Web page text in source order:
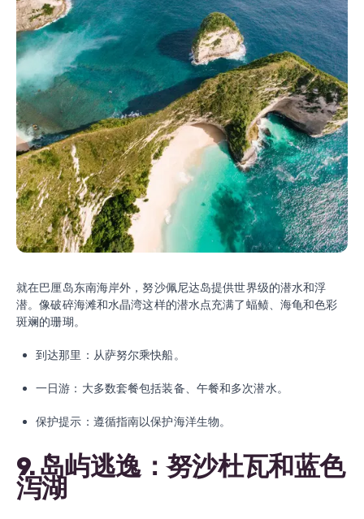
就在巴厘岛东南海岸外，努沙佩尼达岛提供世界级的潜水和浮
潜。像破碎海滩和水晶湾这样的潜水点充满了蝠鲼、海龟和色彩
斑斓的珊瑚。
到达那里：从萨努尔乘快船。
一日游：大多数套餐包括装备、午餐和多次潜水。
保护提示：遵循指南以保护海洋生物。
9. 岛屿逃逸：努沙杜瓦和蓝色
泻湖